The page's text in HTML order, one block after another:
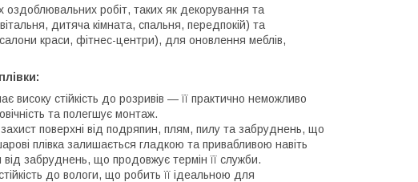
оздоблювальних робіт, таких як декорування та
дитяча кімната, спальня, передпокій) та
краси, фітнес-центри), для оновлення меблів,
високу стійкість до розривів — її практично неможливо
та полегшує монтаж.
поверхні від подряпин, плям, пилу та забруднень, що
плівка залишається гладкою та привабливою навіть
забруднень, що продовжує термін її служби.
до вологи, що робить її ідеальною для